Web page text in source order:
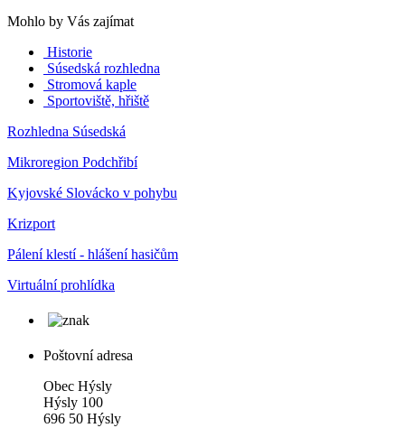
Mohlo by Vás zajímat
Historie
Súsedská rozhledna
Stromová kaple
Sportoviště, hřiště
Rozhledna Súsedská
Mikroregion Podchřibí
Kyjovské Slovácko v pohybu
Krizport
Pálení klestí - hlášení hasičům
Virtuální prohlídka
Poštovní adresa
Obec Hýsly
Hýsly 100
696 50 Hýsly